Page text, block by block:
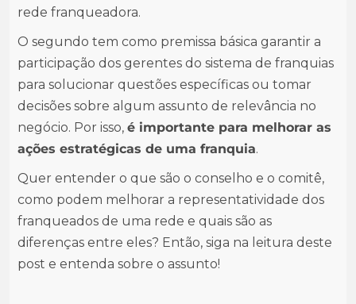
rede franqueadora.
O segundo tem como premissa básica garantir a
participação dos gerentes do sistema de franquias
para solucionar questões específicas ou tomar
decisões sobre algum assunto de relevância no
negócio. Por isso, é importante para melhorar as
ações estratégicas de uma franquia.
Quer entender o que são o conselho e o comitê,
como podem melhorar a representatividade dos
franqueados de uma rede e quais são as
diferenças entre eles? Então, siga na leitura deste
post e entenda sobre o assunto!